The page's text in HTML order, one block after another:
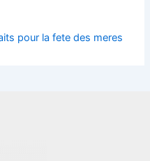
pour la fete des meres